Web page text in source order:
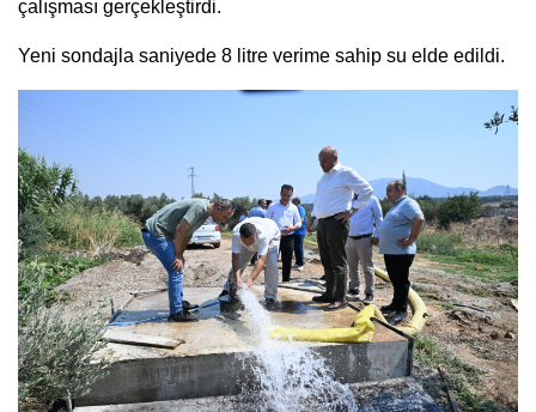
çalışması gerçekleştirdi.
Yeni sondajla saniyede 8 litre verime sahip su elde edildi.